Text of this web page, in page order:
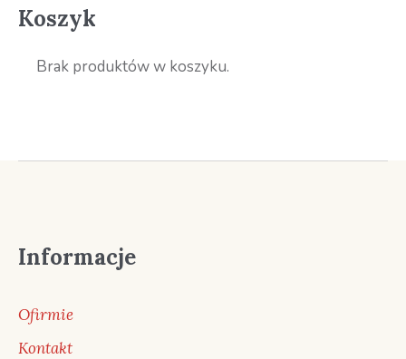
Koszyk
Brak produktów w koszyku.
Informacje
Ofirmie
Kontakt